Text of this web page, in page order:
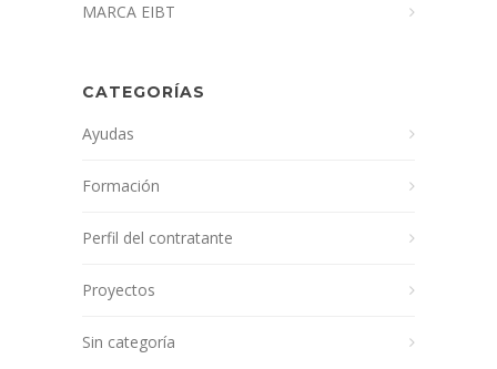
MARCA EIBT
CATEGORÍAS
Ayudas
Formación
Perfil del contratante
Proyectos
Sin categoría